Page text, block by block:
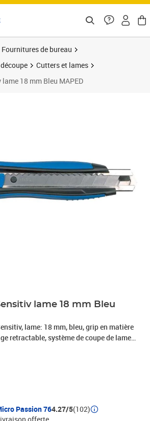
Fournitures de bureau
Cutters et lames
18 mm Bleu MAPED
lame 18 mm Bleu
lame: 18 mm, bleu, grip en matière
retractable, système de coupe de lame
automatique, sous carte blister, -86110
Passion 764.27/5(102)